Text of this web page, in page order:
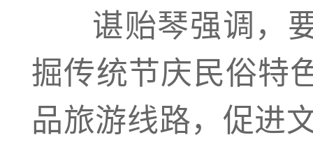
谌贻琴强调，要
掘传统节庆民俗特
品旅游线路，促进